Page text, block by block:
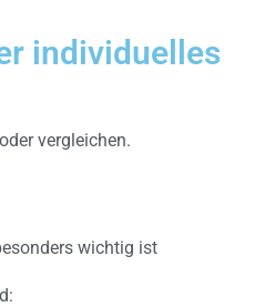
individuelles
vergleichen.
wichtig ist